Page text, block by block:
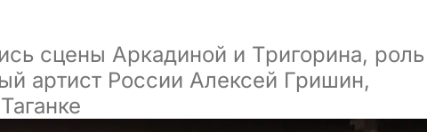
сцены Аркадиной и Тригорина, роль
артист России Алексей Гришин,